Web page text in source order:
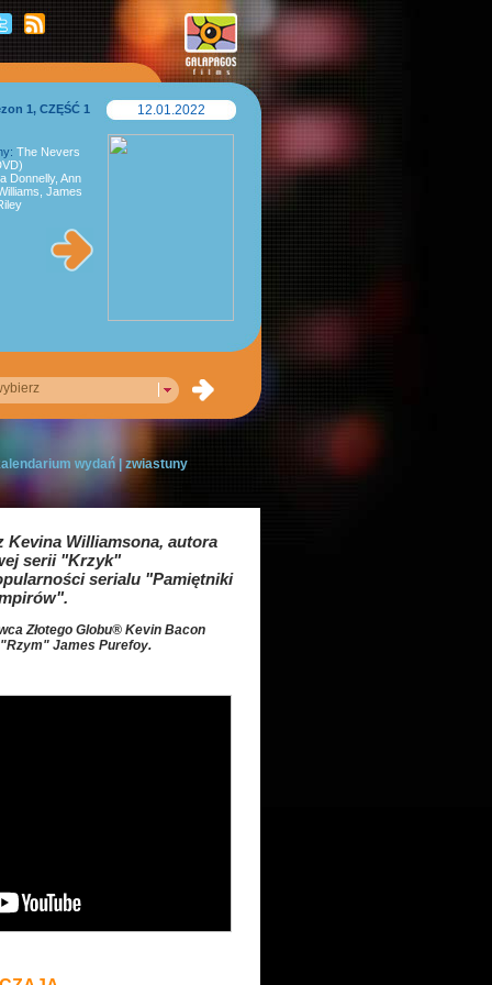
1, CZĘŚĆ 1
The Nevers
Donnelly, Ann
James
12.01.2022
wydań zwiastuny
Williamsona, autora
serii "Krzyk"
serialu "Pamiętniki
Złotego Globu® Kevin Bacon
James Purefoy.